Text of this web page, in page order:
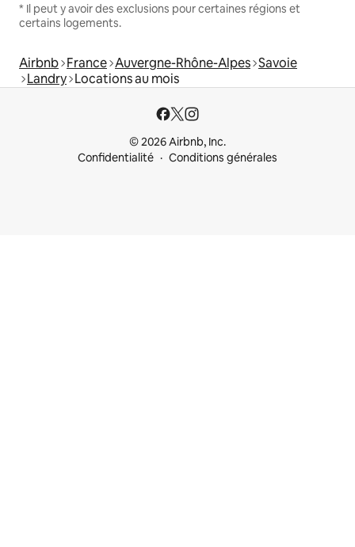
* Il peut y avoir des exclusions pour certaines régions et
certains logements.
Airbnb France Auvergne-Rhône-Alpes Savoie
Landry Locations au mois
© 2026 Airbnb, Inc.
Confidentialité
Conditions générales